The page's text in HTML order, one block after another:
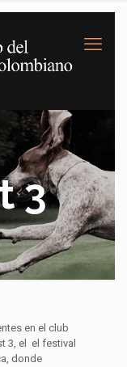
3
en el club
3, el el festival
donde